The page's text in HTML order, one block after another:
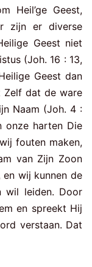
Heil’ge Geest,
zijn er diverse
Geest niet
(Joh. 16 : 13,
Geest dan
Zelf dat de ware
Naam (Joh. 4 :
onze harten Die
fouten maken,
van Zijn Zoon
wij kunnen de
wil leiden. Door
en spreekt Hij
verstaan. Dat